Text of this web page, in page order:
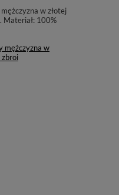
w złotej
Materiał: 100%
mężczyzna w
zbroi